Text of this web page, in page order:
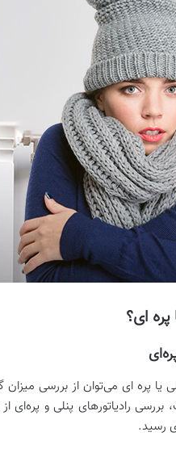
پره ای؟
یا پره ای می‌توان از بررسی
رادیاتورهای پنلی و پره‌ای
رسید.